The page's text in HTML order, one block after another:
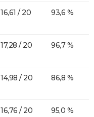
16,61 / 20 93,6 %
17,28 / 20 96,7 %
14,98 / 20 86,8 %
16,76 / 20 95,0 %